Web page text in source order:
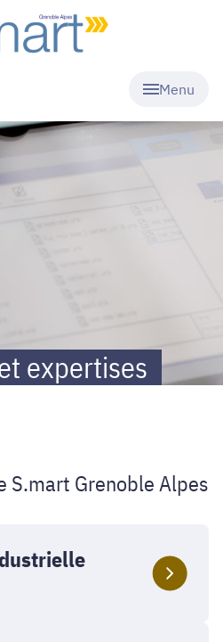
Menu
expertises
S.mart Grenoble Alpes